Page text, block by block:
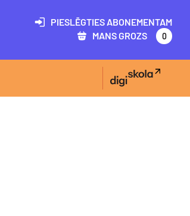
PIESLĒGTIES ABONEMENTAM
MANS GROZS
0